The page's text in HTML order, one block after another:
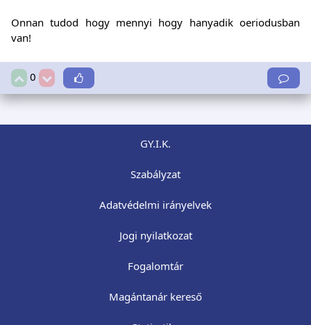
Onnan tudod hogy mennyi hogy hanyadik oeriodusban
van!
0
GY.I.K.
Szabályzat
Adatvédelmi irányelvek
Jogi nyilatkozat
Fogalomtár
Magántanár kereső